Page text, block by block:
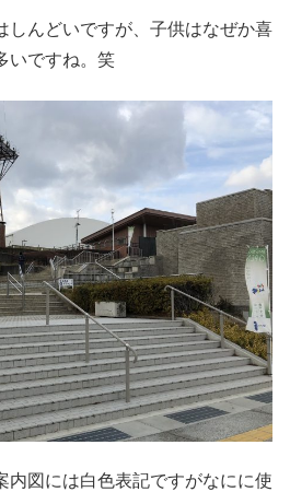
しんどいですが、子供はなぜか喜
いですね。笑
内図には白色表記ですがなにに使